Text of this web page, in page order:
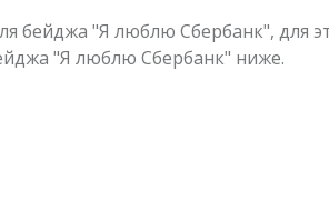
"Я люблю Сбербанк", для
"Я люблю Сбербанк" ниже.